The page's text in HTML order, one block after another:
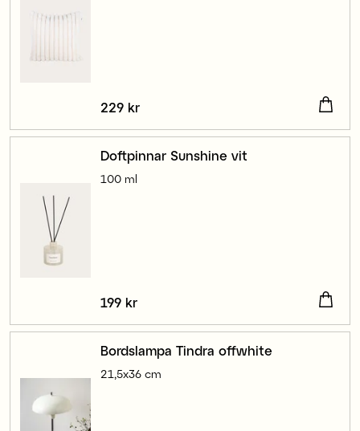
Pris:229 kr
229 kr
Doftpinnar Sunshine vit
100 ml
Pris :199 kr
199 kr
Bordslampa Tindra offwhite
21,5x36 cm